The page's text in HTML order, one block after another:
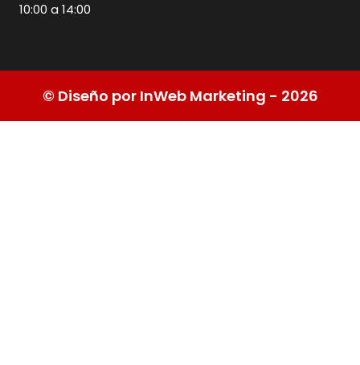
10:00 a 14:00
© Diseño por InWeb Marketing - 2026